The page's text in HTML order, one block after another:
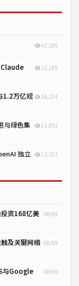
47,295
Claude
22,185
1.2万亿规
18,214
与绿色集
13,852
独立
13,213
资168亿美
08/09
及关键网络 08/09
与Google
08/09